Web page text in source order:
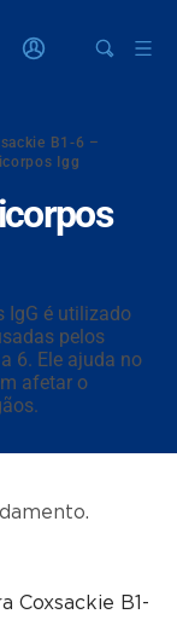
B1-6 –
Igg
IgG é utilizado
pelos
6. Ele ajuda no
afetar o
Coxsackie B1-